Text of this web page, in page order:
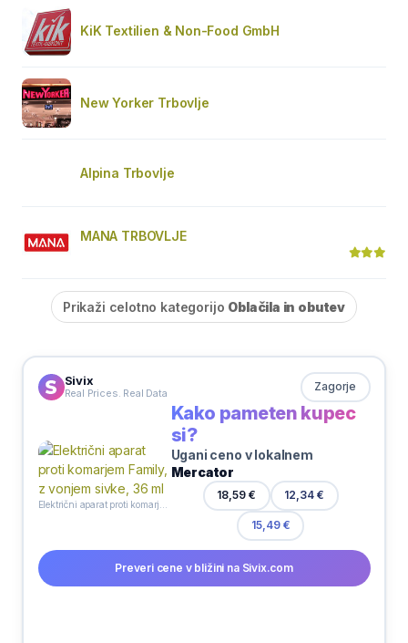
KiK Textilien & Non-Food GmbH
New Yorker Trbovlje
Alpina Trbovlje
MANA TRBOVLJE
Prikaži celotno kategorijo Oblačila in obutev
Sivix
Real Prices. Real Data Zagorje
Kako pameten kupec
si?
Ugani ceno v lokalnem
Mercator
18,59 € 12,34 €
15,49 €
Preveri cene v bližini na Sivix.com